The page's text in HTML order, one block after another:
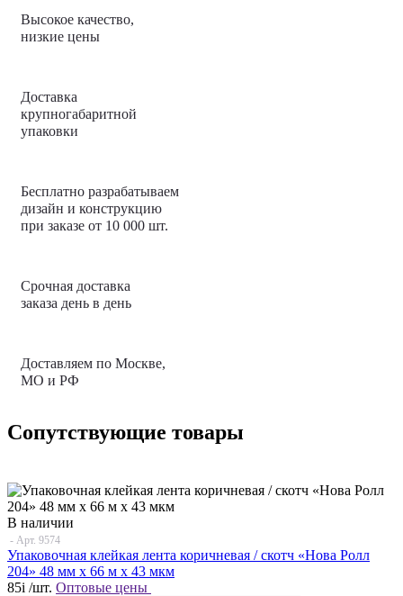
Высокое качество,
низкие цены
Доставка
крупногабаритной
упаковки
Бесплатно разрабатываем
дизайн и конструкцию
при заказе от 10 000 шт.
Срочная доставка
заказа день в день
Доставляем по Москве,
МО и РФ
Сопутствующие товары
В наличии
- Арт. 9574
Упаковочная клейкая лента коричневая / скотч «Нова Ролл
204» 48 мм x 66 м х 43 мкм
85i /шт. Оптовые цены